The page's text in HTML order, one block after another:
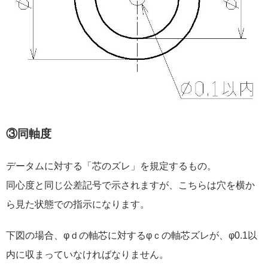
③同軸度
データムに対する「芯のズレ」を規定するもの。
同心度と同じ公差記号で示されますが、こちらは穴を横か
ら見た状態での指示になります。
下図の場合、φｄの軸芯に対するφｃの軸芯ズレが、φ0.1以
内に収まっていなければなりません。